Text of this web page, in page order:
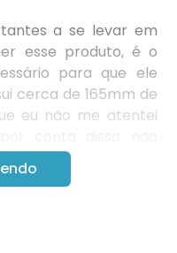
a se levar em
esse produto, é o
para que ele
cerca de 165mm de
eu não me atentei
até trocar pro
o tamanho que